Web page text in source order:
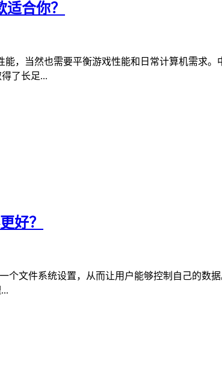
合你？
，当然也需要平衡游戏性能和日常计算机需求
了长足...
好？
文件系统设置，从而让用户能够控制自己的数